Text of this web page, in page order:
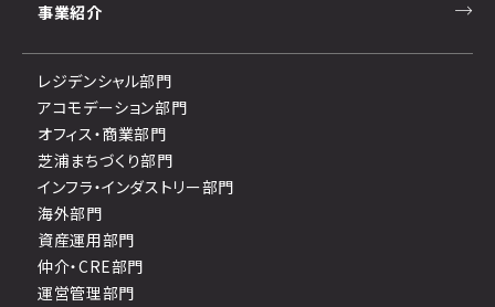
事業紹介
レジデンシャル部門
アコモデーション部門
オフィス・商業部門
芝浦まちづくり部門
インフラ・インダストリー部門
海外部門
資産運用部門
仲介・CRE部門
運営管理部門